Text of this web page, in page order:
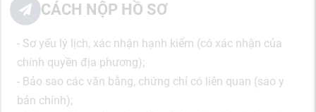
CÁCH NỘP HỒ SƠ
- Sơ yếu lý lịch, xác nhận hạnh kiểm (có xác nhận của
chính quyền địa phương);
- Bảo sao các văn bằng, chứng chỉ có liên quan (sao y
bản chính);